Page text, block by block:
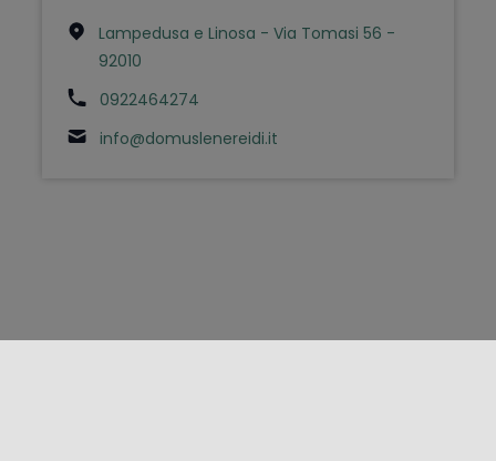
Lampedusa e Linosa - Via Tomasi 56 -
92010
0922464274
info@domuslenereidi.it